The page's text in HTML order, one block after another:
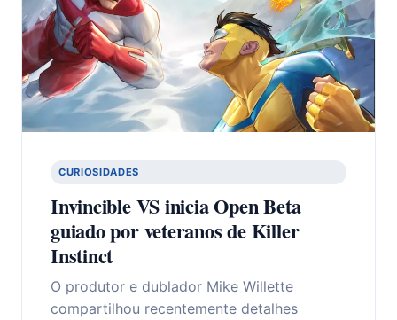
CURIOSIDADES
Invincible VS inicia Open Beta
guiado por veteranos de Killer
Instinct
O produtor e dublador Mike Willette
compartilhou recentemente detalhes